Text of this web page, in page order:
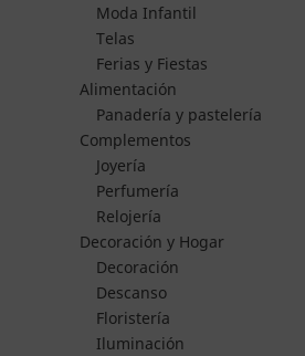
Moda Infantil
Telas
Ferias y Fiestas
Alimentación
Panadería y pastelería
Complementos
Joyería
Perfumería
Relojería
Decoración y Hogar
Decoración
Descanso
Floristería
Iluminación